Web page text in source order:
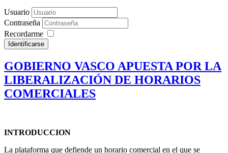
Usuario
Contraseña
Recordarme
Identificarse
GOBIERNO VASCO APUESTA POR LA
LIBERALIZACIÓN DE HORARIOS
COMERCIALES
INTRODUCCION
La plataforma que defiende un horario comercial en el que se